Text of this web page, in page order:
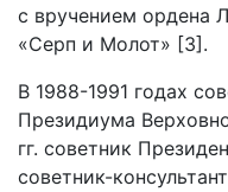
с вручением ордена
«Серп и Молот» [3].
В 1988-1991 годах
Президиума
гг. советник
советник-